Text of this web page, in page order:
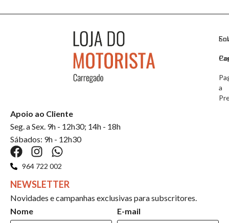
a
Apoio ao Cliente
Seg. a Sex. 9h - 12h30; 14h - 18h
Sábados: 9h - 12h30
964 722 002
NEWSLETTER
Novidades e campanhas exclusivas para subscritores.
Nome
E-mail